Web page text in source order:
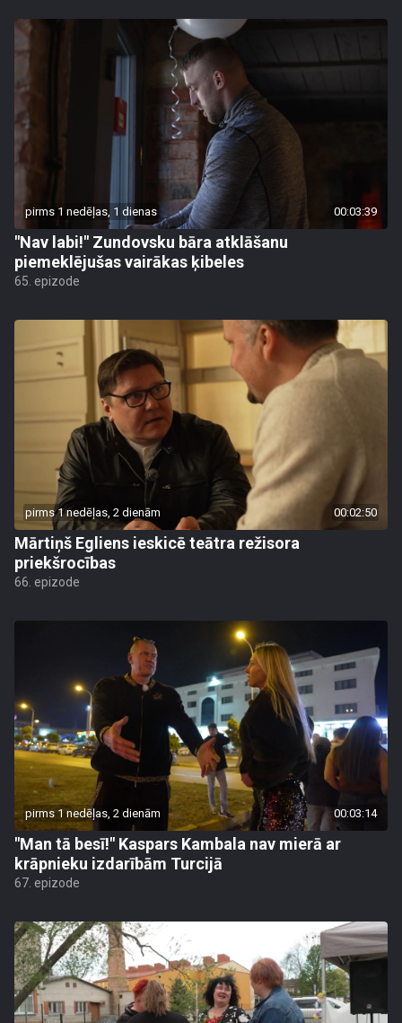
pirms 1 nedēļas, 1 dienas 00:03:39
"Nav labi!" Zundovsku bāra atklāšanu
piemeklējušas vairākas ķibeles
65. epizode
pirms 1 nedēļas, 2 dienām 00:02:50
Mārtiņš Egliens ieskicē teātra režisora
priekšrocības
66. epizode
pirms 1 nedēļas, 2 dienām 00:03:14
"Man tā besī!" Kaspars Kambala nav mierā ar
krāpnieku izdarībām Turcijā
67. epizode